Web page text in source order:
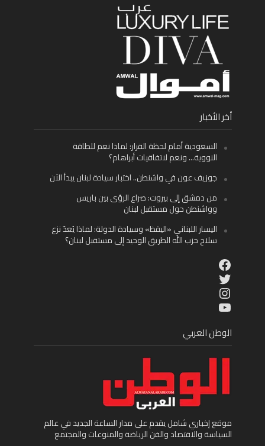
أخر الأخبار
السعودية أمام لحظة القرار: لماذا نعم للطاقة
النووية… ونعم لاتفاقيات أبراهام؟
جوزيف عون في واشنطن.. اختبار سيادة لبنان يبدأ الآن
من دمشق إلى بيروت: صراع الرؤى بين باريس
وواشنطن حول مستقبل لبنان
اليسار اللبناني «اليقظ» وسيادة الدولة: لماذا يُعدّ نزع
سلاح حزب الله الطريق الوحيد إلى مستقبل لبنان؟
Facebook
Twitter
Instagram
YouTube
الوطن العربي
موقع إخباري شامل يقدم على مدار الساعة الجديد في عالم
السياسة والاقتصاد والفن الرياضة والمنوعات والمجتمع